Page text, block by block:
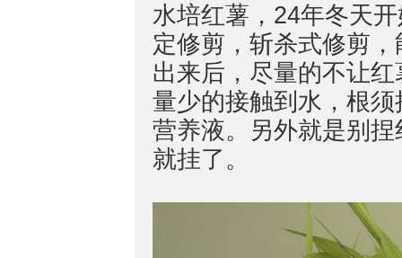
水培红薯，24年冬天
定修剪，斩杀式修剪
出来后，尽量的不让
量少的接触到水，根
营养液。另外就是别
就挂了。